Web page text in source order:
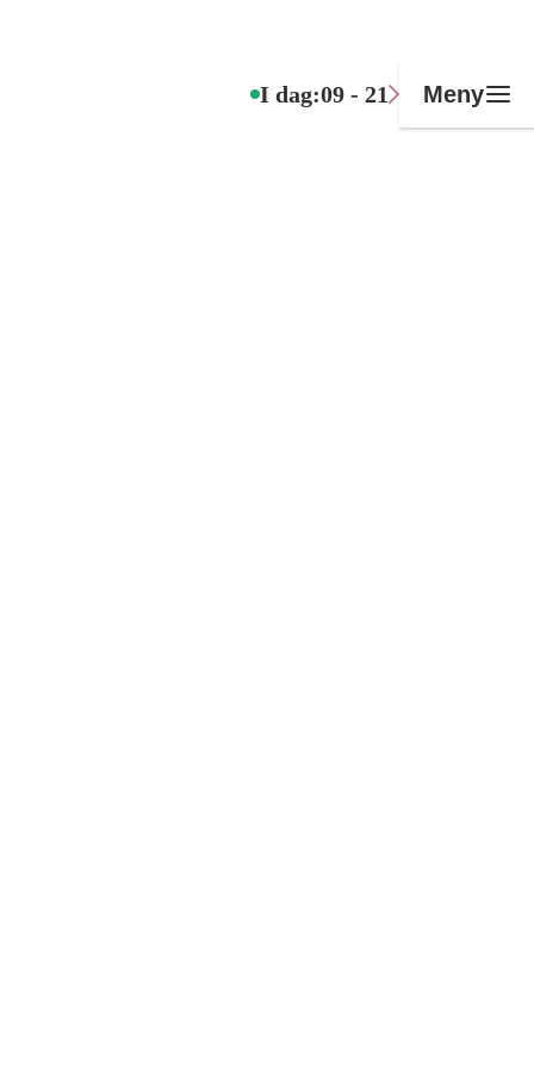
I dag:09 - 21 Meny